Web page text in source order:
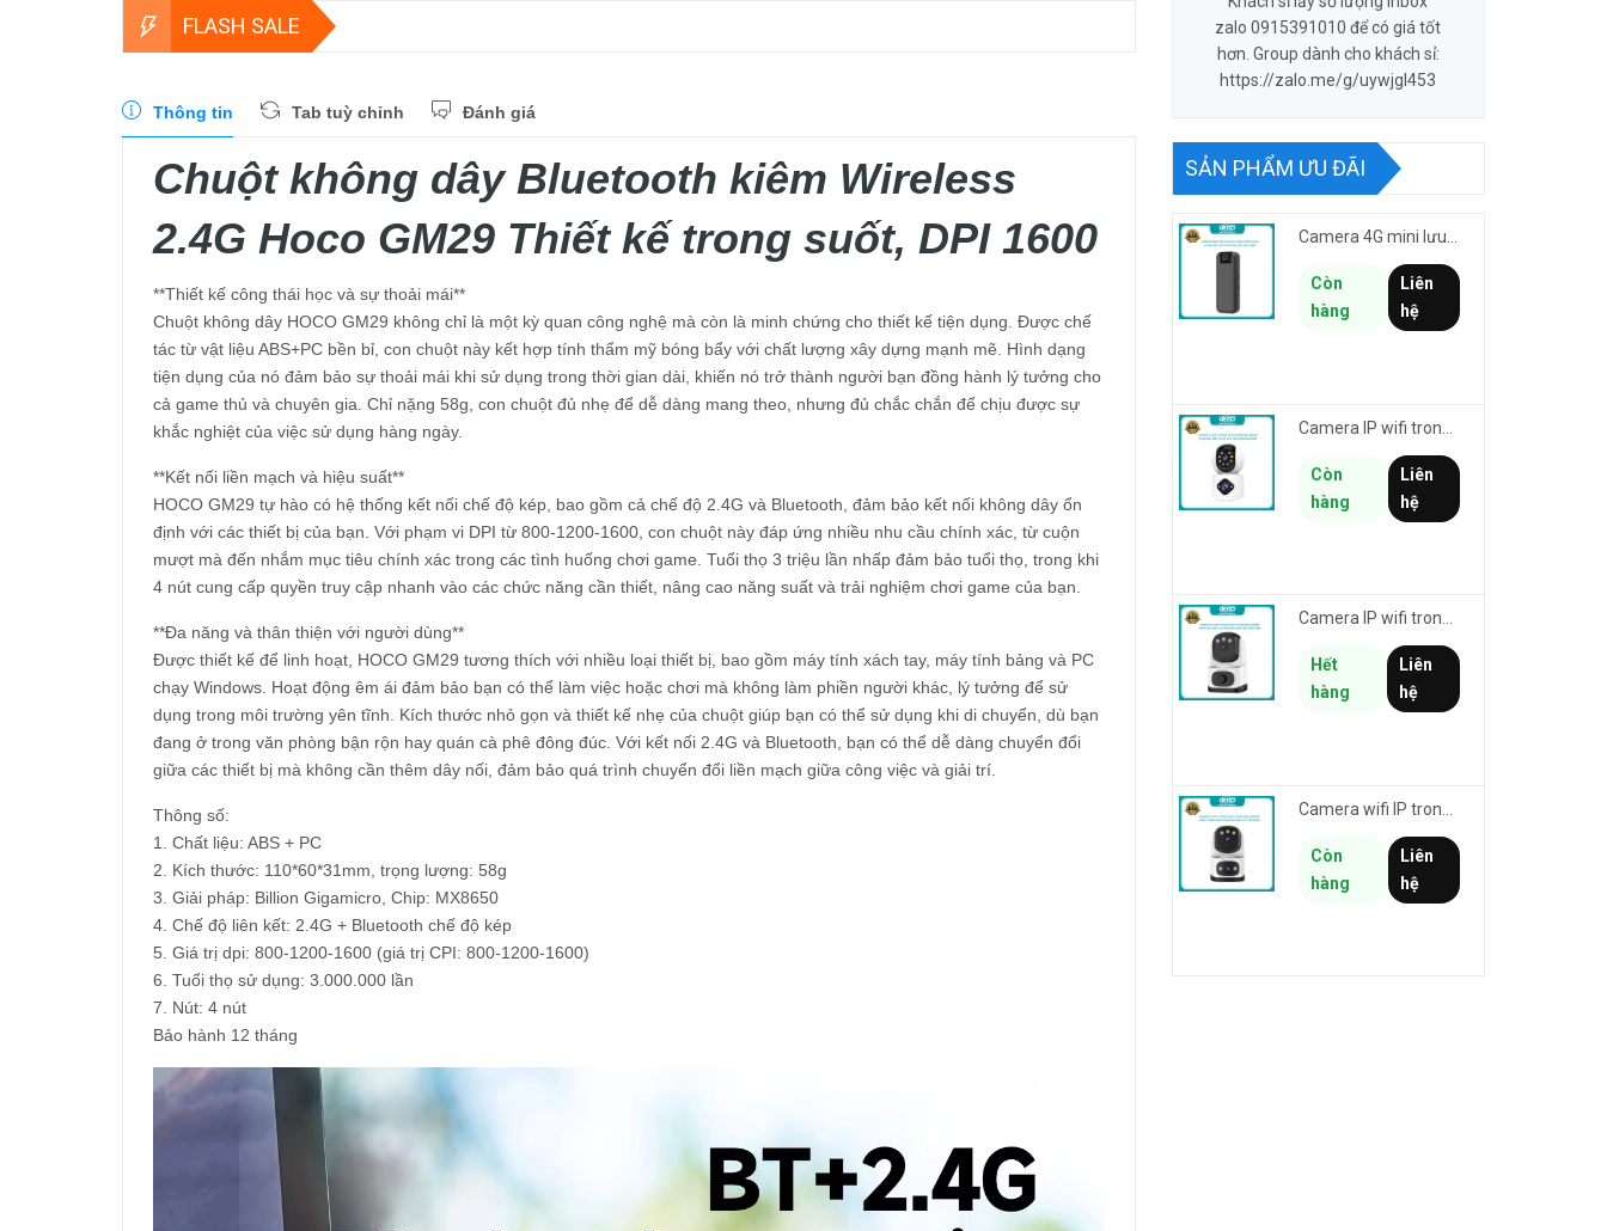
FLASH SALE
Thông tin Tab tuỳ chỉnh Đánh giá
Chuột không dây Bluetooth kiêm Wireless
2.4G Hoco GM29 Thiết kế trong suốt, DPI 1600
**Thiết kế công thái học và sự thoải mái**
Chuột không dây HOCO GM29 không chỉ là một kỳ quan công nghệ mà còn là minh chứng cho thiết kế tiện dụng. Được chế
tác từ vật liệu ABS+PC bền bỉ, con chuột này kết hợp tính thẩm mỹ bóng bẩy với chất lượng xây dựng mạnh mẽ. Hình dạng
tiện dụng của nó đảm bảo sự thoải mái khi sử dụng trong thời gian dài, khiến nó trở thành người bạn đồng hành lý tưởng cho
cả game thủ và chuyên gia. Chỉ nặng 58g, con chuột đủ nhẹ để dễ dàng mang theo, nhưng đủ chắc chắn để chịu được sự
khắc nghiệt của việc sử dụng hàng ngày.
**Kết nối liền mạch và hiệu suất**
HOCO GM29 tự hào có hệ thống kết nối chế độ kép, bao gồm cả chế độ 2.4G và Bluetooth, đảm bảo kết nối không dây ổn
định với các thiết bị của bạn. Với phạm vi DPI từ 800-1200-1600, con chuột này đáp ứng nhiều nhu cầu chính xác, từ cuộn
mượt mà đến nhắm mục tiêu chính xác trong các tình huống chơi game. Tuổi thọ 3 triệu lần nhấp đảm bảo tuổi thọ, trong khi
4 nút cung cấp quyền truy cập nhanh vào các chức năng cần thiết, nâng cao năng suất và trải nghiệm chơi game của bạn.
**Đa năng và thân thiện với người dùng**
Được thiết kế để linh hoạt, HOCO GM29 tương thích với nhiều loại thiết bị, bao gồm máy tính xách tay, máy tính bảng và PC
chạy Windows. Hoạt động êm ái đảm bảo bạn có thể làm việc hoặc chơi mà không làm phiền người khác, lý tưởng để sử
dụng trong môi trường yên tĩnh. Kích thước nhỏ gọn và thiết kế nhẹ của chuột giúp bạn có thể sử dụng khi di chuyển, dù bạn
đang ở trong văn phòng bận rộn hay quán cà phê đông đúc. Với kết nối 2.4G và Bluetooth, bạn có thể dễ dàng chuyển đổi
giữa các thiết bị mà không cần thêm dây nối, đảm bảo quá trình chuyển đổi liền mạch giữa công việc và giải trí.
Thông số:
1. Chất liệu: ABS + PC
2. Kích thước: 110*60*31mm, trọng lượng: 58g
3. Giải pháp: Billion Gigamicro, Chip: MX8650
4. Chế độ liên kết: 2.4G + Bluetooth chế độ kép
5. Giá trị dpi: 800-1200-1600 (giá trị CPI: 800-1200-1600)
6. Tuổi thọ sử dụng: 3.000.000 lần
7. Nút: 4 nút
Bảo hành 12 tháng
zalo 0915391010 để có giá tốt
hơn. Group dành cho khách sỉ:
https://zalo.me/g/uywjgl453
SẢN PHẨM ƯU ĐÃI
Camera 4G mini lưu hành trình VSTARCAM CB77 phân giải 3MP FullHD 1080P - Action cam quay Vlog
Còn
hàng
Liên
hệ
Còn
hàng
Liên
hệ
Camera IP wifi trong nhà VSTARCAM CS995M phân giải 2MP HD led trợ sáng - cảnh báo khói, gas, cháy
Hết
hàng
Liên
hệ
Còn
hàng
Liên
hệ